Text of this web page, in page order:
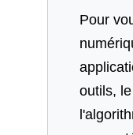
Pour
outils,